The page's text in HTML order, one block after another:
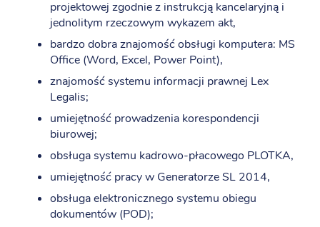
projektowej zgodnie z instrukcją kancelaryjną i
jednolitym rzeczowym wykazem akt,
bardzo dobra znajomość obsługi komputera: MS
Office (Word, Excel, Power Point),
znajomość systemu informacji prawnej Lex
Legalis;
umiejętność prowadzenia korespondencji
biurowej;
obsługa systemu kadrowo-płacowego PLOTKA,
umiejętność pracy w Generatorze SL 2014,
obsługa elektronicznego systemu obiegu
dokumentów (POD);